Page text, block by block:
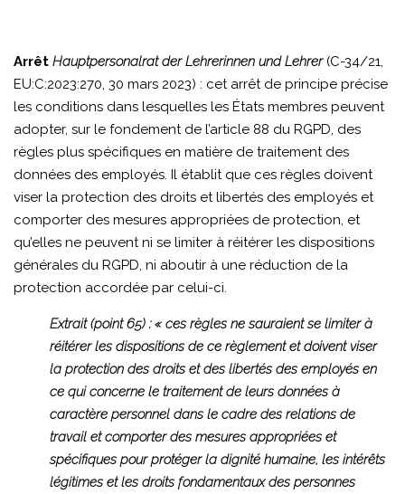
Arrêt Hauptpersonalrat der Lehrerinnen und Lehrer(C-34/21,
EU:C:2023:270, 30 mars 2023) : cet arrêt de principe précise
les conditions dans lesquelles les États membres peuvent
adopter, sur le fondement de l’article 88 du RGPD, des
règles plus spécifiques en matière de traitement des
données des employés. Il établit que ces règles doivent
viser la protection des droits et libertés des employés et
comporter des mesures appropriées de protection, et
qu’elles ne peuvent ni se limiter à réitérer les dispositions
générales du RGPD, ni aboutir à une réduction de la
protection accordée par celui-ci.
Extrait (point 65) : « ces règles ne sauraient se limiter à
réitérer les dispositions de ce règlement et doivent viser
la protection des droits et des libertés des employés en
ce qui concerne le traitement de leurs données à
caractère personnel dans le cadre des relations de
travail et comporter des mesures appropriées et
spécifiques pour protéger la dignité humaine, les intérêts
légitimes et les droits fondamentaux des personnes